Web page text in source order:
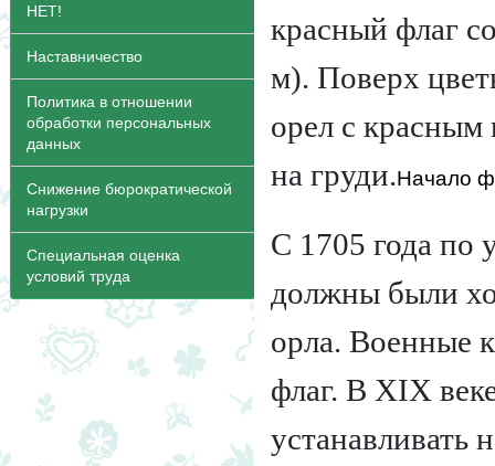
НЕТ!
Наставничество
Политика в отношении
обработки персональных
данных
Снижение бюрократической
нагрузки
Специальная оценка
условий труда
красный флаг
м). Поверх
орел с
на груди.Начало
С 1705 года по
должны были
орла. Военные
флаг. В XIX
устанавливать